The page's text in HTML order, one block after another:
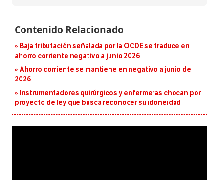
Baja tributación señalada por la OCDE se traduce en
ahorro corriente negativo a junio 2026
Ahorro corriente se mantiene en negativo a junio de
2026
Instrumentadores quirúrgicos y enfermeras chocan por
proyecto de ley que busca reconocer su idoneidad